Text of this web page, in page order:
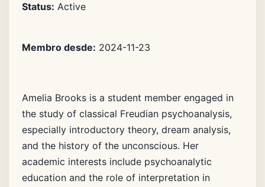
Status: Active
Membro desde: 2024-11-23
Amelia Brooks is a student member engaged in
the study of classical Freudian psychoanalysis,
especially introductory theory, dream analysis,
and the history of the unconscious. Her
academic interests include psychoanalytic
education and the role of interpretation in